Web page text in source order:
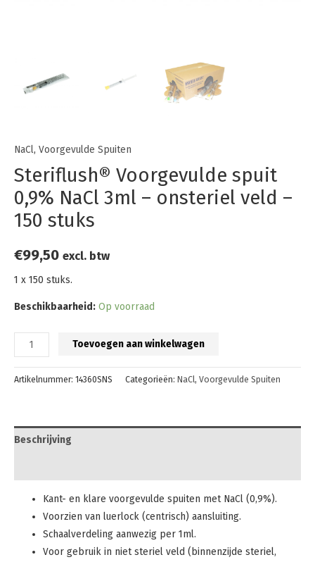
NaCl, Voorgevulde Spuiten
Steriflush® Voorgevulde spuit
0,9% NaCl 3ml – onsteriel veld –
150 stuks
€99,50 excl. btw
1 x 150 stuks.
Beschikbaarheid: Op voorraad
Toevoegen aan winkelwagen
Artikelnummer: 14360SNS Categorieën: NaCl, Voorgevulde Spuiten
Beschrijving
Kant- en klare voorgevulde spuiten met NaCl (0,9%).
Voorzien van luerlock (centrisch) aansluiting.
Schaalverdeling aanwezig per 1ml.
Voor gebruik in niet steriel veld (binnenzijde steriel,